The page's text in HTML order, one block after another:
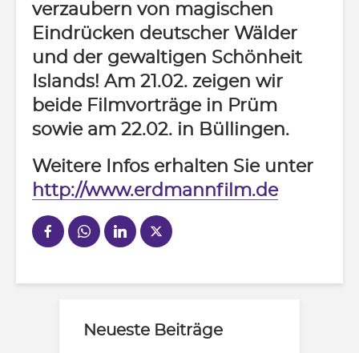
verzaubern von magischen
Eindrücken deutscher Wälder
und der gewaltigen Schönheit
Islands! Am 21.02. zeigen wir
beide Filmvorträge in Prüm
sowie am 22.02. in Büllingen.
Weitere Infos erhalten Sie unter
http://www.erdmannfilm.de
Neueste Beiträge